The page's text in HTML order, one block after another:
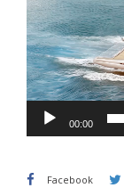
00:00
Facebook